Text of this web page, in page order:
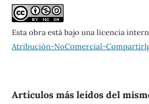
Esta obra está bajo una licencia
Atribución-NoComercial-
Artículos más leídos del